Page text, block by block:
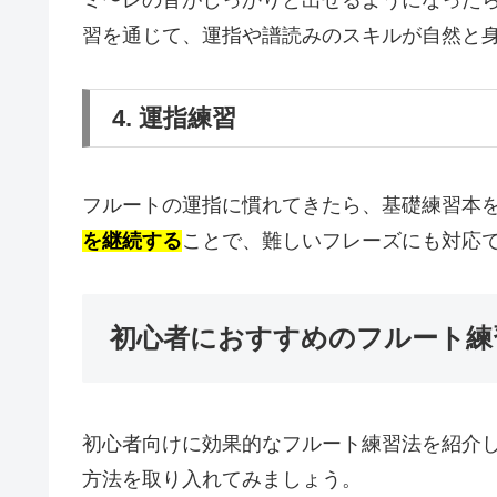
習を通じて、運指や譜読みのスキルが自然と
4. 運指練習
フルートの運指に慣れてきたら、基礎練習本
を継続することで、難しいフレーズにも対応
初心者におすすめのフルート
初心者向けに効果的なフルート練習法を紹介
方法を取り入れてみましょう。